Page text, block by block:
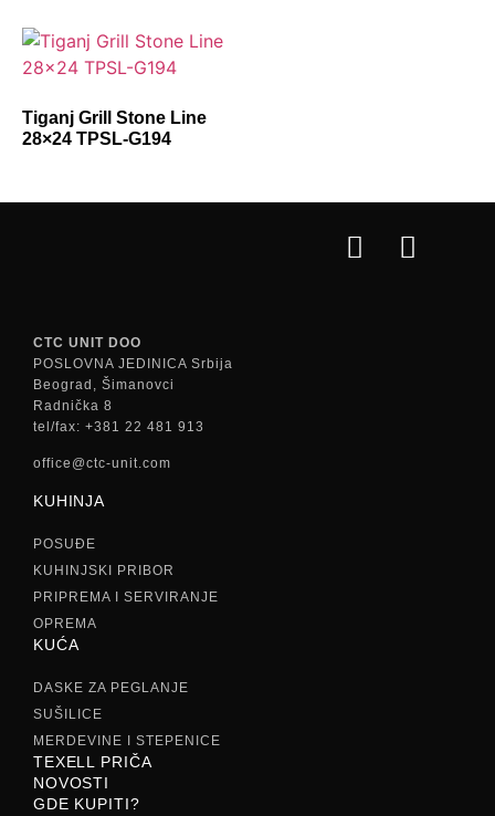
Tiganj Grill Stone Line
28×24 TPSL-G194
CTC UNIT DOO
POSLOVNA JEDINICA Srbija
Beograd, Šimanovci
Radnička 8
tel/fax: +381 22 481 913
office@ctc-unit.com
KUHINJA
POSUĐE
KUHINJSKI PRIBOR
PRIPREMA I SERVIRANJE
OPREMA
KUĆA
DASKE ZA PEGLANJE
SUŠILICE
MERDEVINE I STEPENICE
TEXELL PRIČA
NOVOSTI
GDE KUPITI?